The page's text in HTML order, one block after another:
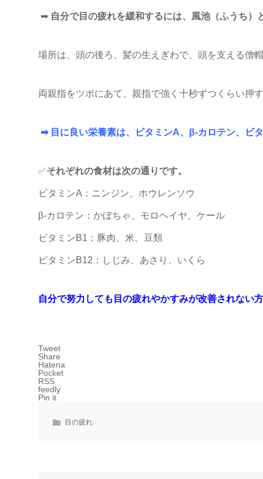
➡ 自分で目の疲れを緩和するには、風池（ふうち）
場所は、頭の後ろ、髪の生えぎわで、頭を支える僧
両親指をツボにあて、親指で強く十秒ずつくらい押
➡ 目に良い栄養素は、ビタミンA、β-カロテン、ビ
✅それぞれの食材は次の通りです。
ビタミンA：ニンジン、ホウレンソウ
β-カロテン：かぼちゃ、モロヘイヤ、ケール
ビタミンB1：豚肉、米、豆類
ビタミンB12：しじみ、あさり、いくら
自分で努力しても目の疲れやかすみが改善されない
Tweet
Share
Hatena
Pocket
RSS
feedly
Pin it
目の疲れ